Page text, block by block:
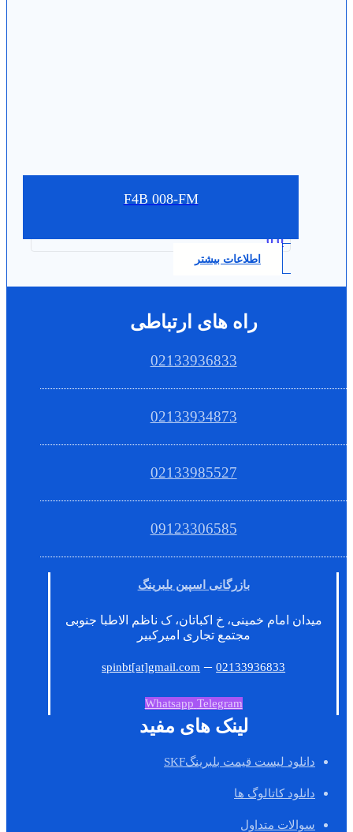
F4B 008-FM
0.0
اطلاعات بیشتر
راه های ارتباطی
02133936833
02133934873
02133985527
09123306585
بازرگانی اسپین بلبرینگ
میدان امام خمینی، خ اکباتان، ک ناظم الاطبا جنوبی
مجتمع تجاری امیرکبیر
spinbt[at]gmail.com –02133936833
Whatsapp Telegram
لینک های مفید
دانلود لیست قیمت بلبرینگSKF
دانلود کاتالوگ ها
سوالات متداول